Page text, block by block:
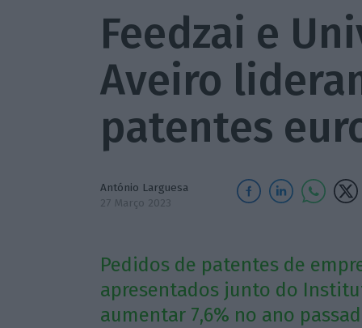
Feedzai e
Aveiro
patentes
António Larguesa
27 Março 2023
Pedidos de patentes de
apresentados junto do
aumentar 7,6% no ano